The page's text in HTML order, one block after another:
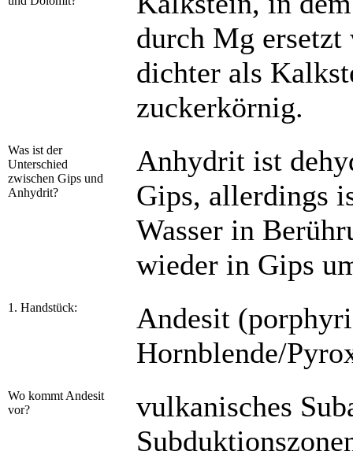
durch Mg
dichter als
zuckerkörnig.
Was ist der
Unterschied
zwischen Gips und
Anhydrit?
Anhydrit ist
Gips, allerdings
Wasser in
wieder in Gips
1. Handstück:
Andesit
Hornblende/
Wo kommt Andesit
vor?
vulkanisches